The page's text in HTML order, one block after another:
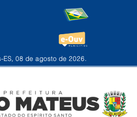
ES, 08 de agosto de 2026.